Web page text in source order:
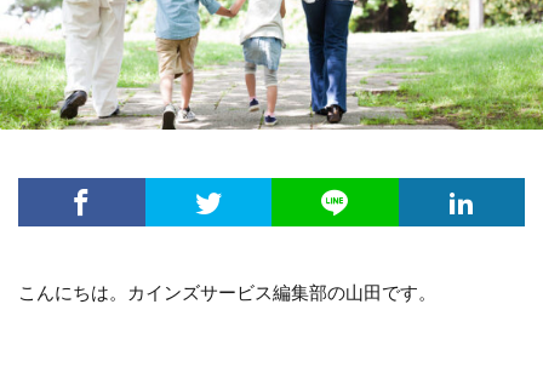
こんにちは。カインズサービス編集部の山田です。